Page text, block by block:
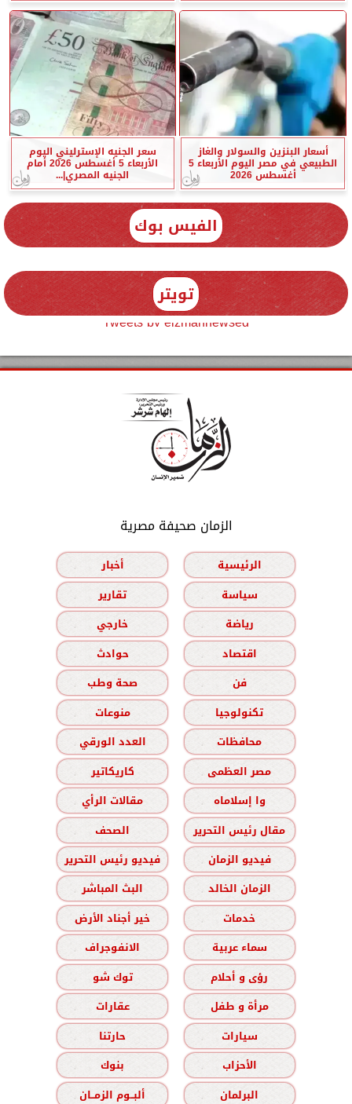
أسعار البنزين والسولار والغاز
الطبيعي في مصر اليوم الأربعاء 5
أغسطس 2026
سعر الجنيه الإسترليني اليوم
الأربعاء 5 أغسطس 2026 أمام
الجنيه المصري|...
الفيس بوك
تويتر
Tweets by elzmannewseg
الزمان صحيفة مصرية
الرئيسية
أخبار
سياسة
تقارير
رياضة
خارجي
اقتصاد
حوادث
فن
صحة وطب
تكنولوجيا
منوعات
محافظات
العدد الورقي
مصر العظمى
كاريكاتير
وا إسلاماه
مقالات الرأي
مقال رئيس التحرير
الصحف
فيديو الزمان
فيديو رئيس التحرير
الزمان الخالد
البث المباشر
خدمات
خير أجناد الأرض
سماء عربية
الانفوجراف
رؤى و أحلام
توك شو
مرأة و طفل
عقارات
سيارات
حارتنا
الأحزاب
بنوك
البرلمان
ألبــوم الزمــان